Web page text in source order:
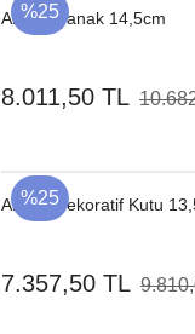
%25
Ahşap Çanak 14,5cm
8.011,50 TL
%25
Ahşap Dekoratif Kutu
7.357,50 TL